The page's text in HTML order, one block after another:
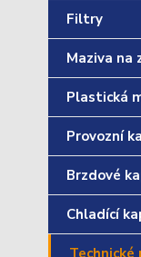
Filtry
Maziva na
Plastická
Provozní
Brzdové
Chladící
Technické